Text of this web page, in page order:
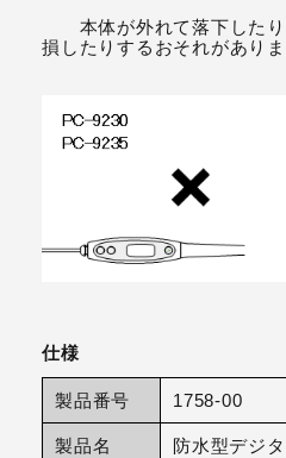
本体が外れて落下したり
損したりするおそれがありま
仕様
製品番号 1758-00
製品名 防水型デジ